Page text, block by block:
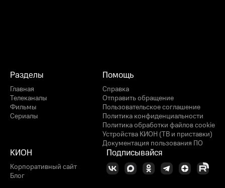
Разделы
Главная
Телеканалы
Фильмы
Сериалы
Помощь
Справка
Отправить обращение
Пользовательское соглашение
Политика конфиденциальности
Политика обработки файлов cookie
Устройства КИОН (ТВ и приставки)
Документация пользования ПО
КИОН
Корпоративный сайт
Блог
Подписывайся